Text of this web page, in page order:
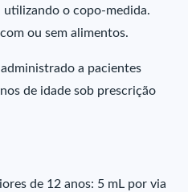
o copo-medida.
ou sem alimentos.
a pacientes
de idade sob prescrição
de 12 anos: 5 mL por via